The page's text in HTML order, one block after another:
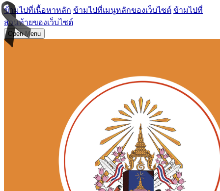
ข้ามไปที่เนื้อหาหลัก ข้ามไปที่เมนูหลักของเว็บไซต์ ข้ามไปที่
ส่วนท้ายของเว็บไซต์
Open Menu